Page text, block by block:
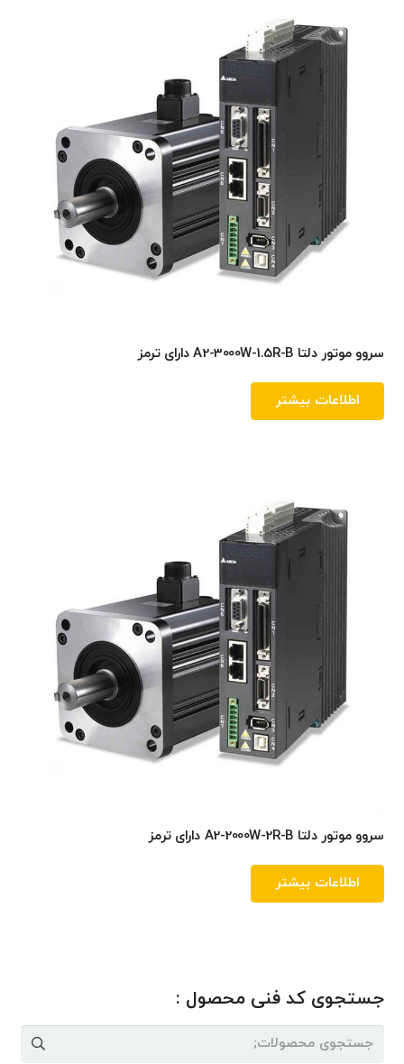
سروو موتور دلتا A2-3000W-1.5R-B دارای ترمز
اطلاعات بیشتر
سروو موتور دلتا A2-2000W-2R-B دارای ترمز
اطلاعات بیشتر
جستجوی کد فنی محصول :
جستجو